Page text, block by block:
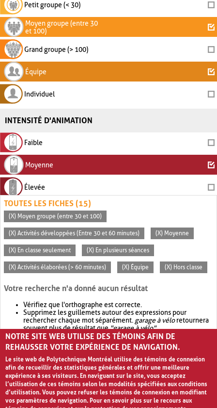
Petit groupe (< 30)
Moyen groupe (entre 30
et 100)
Grand groupe (> 100)
Équipe
Individuel
INTENSITÉ D'ANIMATION
Faible
Moyenne
Élevée
TOUTES LES FICHES (15)
(X) Moyen groupe (entre 30 et 100)
(X) Activités développées (Entre 30 et 60 minutes) (X) Moyenne
(X) En classe seulement (X) En plusieurs séances
(X) Activités élaborées (> 60 minutes) (X) Équipe (X) Hors classe
Votre recherche n'a donné aucun résultat
Vérifiez que l'orthographe est correcte.
Supprimez les guillemets autour des expressions pour
rechercher chaque mot séparément. garage à véloretournera
souvent plus de résultat que"garage à vélo".
Envisagez d'élargir votre recherche avec OR.garage OR vélo
retournera souvent plus de résultat quegarage à vélo
NOTRE SITE WEB UTILISE DES TÉMOINS AFIN DE
REHAUSSER VOTRE EXPÉRIENCE DE NAVIGATION.
Le site web de Polytechnique Montréal utilise des témoins de connexion
afin de recueillir des statistiques générales et offrir une meilleure
expérience à ses visiteurs. En naviguant sur le site, vous acceptez
l’utilisation de ces témoins selon les modalités spécifiées aux conditions
d’utilisation. Vous pouvez refuser les témoins de connexion en modifiant
vos paramètres de navigation. Pour en savoir plus sur le recours aux